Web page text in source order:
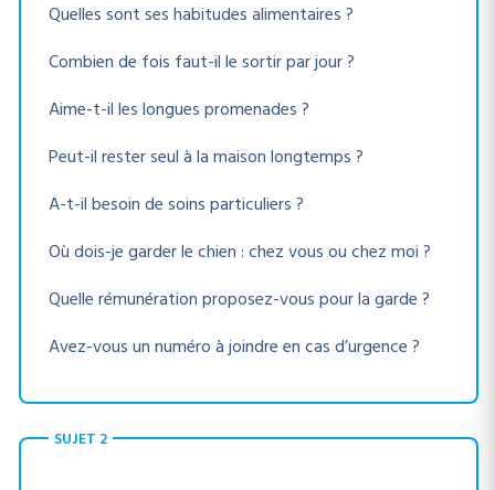
Quelles sont ses habitudes alimentaires ?
Combien de fois faut-il le sortir par jour ?
Aime-t-il les longues promenades ?
Peut-il rester seul à la maison longtemps ?
A-t-il besoin de soins particuliers ?
Où dois-je garder le chien : chez vous ou chez moi ?
Quelle rémunération proposez-vous pour la garde ?
Avez-vous un numéro à joindre en cas d’urgence ?
SUJET 2